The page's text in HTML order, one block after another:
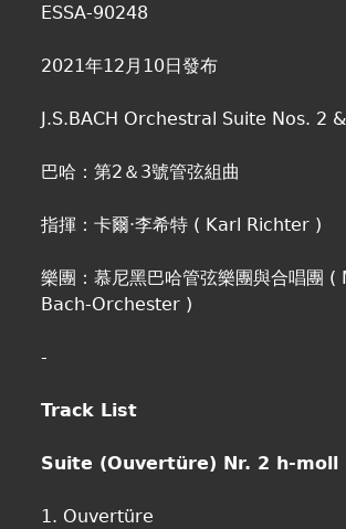
ESSA-90248
2021年12月10日發布
J.S.BACH Orchestral Suite Nos. 2
巴哈：第2＆3號管弦組曲
指揮：卡爾·李希特 ( Karl Richter )
樂團：慕尼黑巴哈管弦樂團與合唱團
Bach-Orchester )
-
Track List
Suite (Ouvertüre) Nr. 2 h-moll
1. Ouvertüre